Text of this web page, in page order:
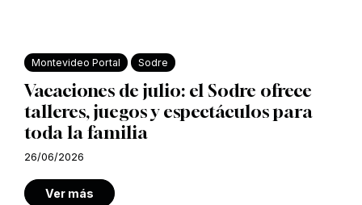
Montevideo Portal Sodre
Vacaciones de julio: el Sodre ofrece
talleres, juegos y espectáculos para
toda la familia
26/06/2026
Ver más